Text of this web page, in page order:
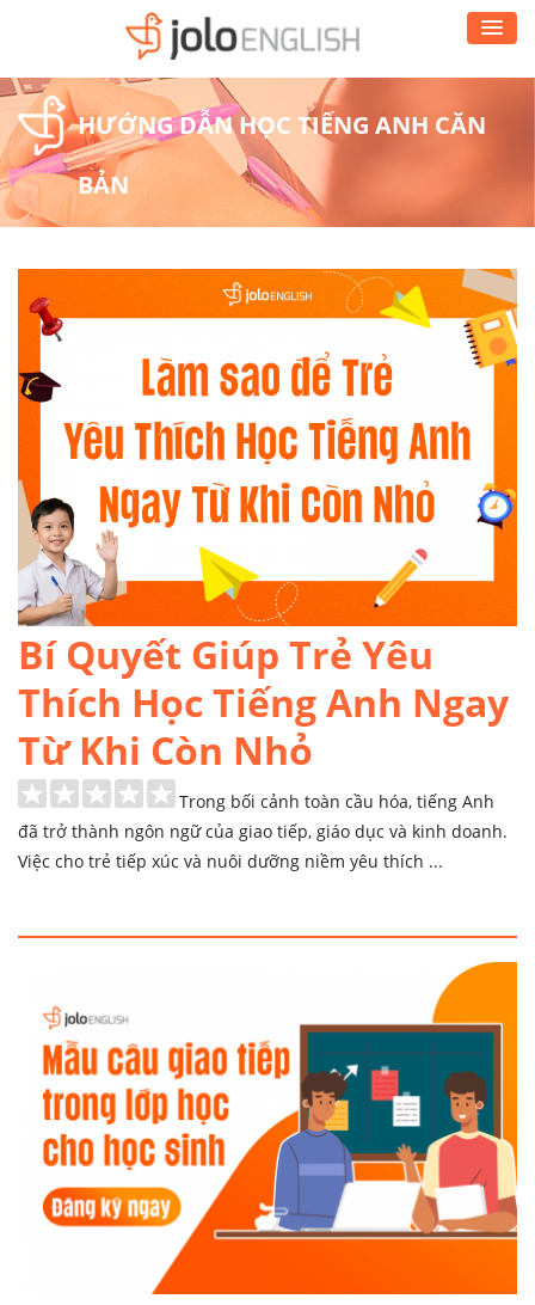
HƯỚNG DẪN HỌC TIẾNG ANH CĂN
BẢN
Bí Quyết Giúp Trẻ Yêu
Thích Học Tiếng Anh Ngay
Từ Khi Còn Nhỏ
Trong bối cảnh toàn cầu hóa, tiếng Anh
đã trở thành ngôn ngữ của giao tiếp, giáo dục và kinh doanh.
Việc cho trẻ tiếp xúc và nuôi dưỡng niềm yêu thích ...